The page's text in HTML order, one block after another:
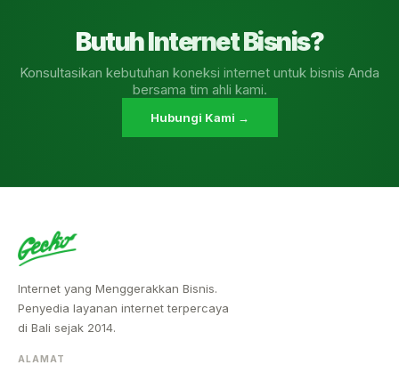
Butuh Internet Bisnis?
Konsultasikan kebutuhan koneksi internet untuk bisnis Anda
bersama tim ahli kami.
Hubungi Kami →
Internet yang Menggerakkan Bisnis.
Penyedia layanan internet terpercaya
di Bali sejak 2014.
ALAMAT